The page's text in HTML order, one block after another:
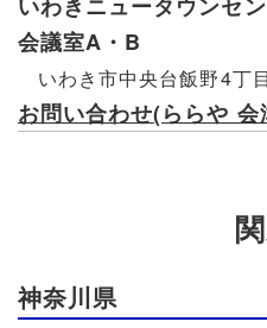
会議室A・B
いわき市中央台飯野4丁
お問い合わせ(ららや 会
神奈川県